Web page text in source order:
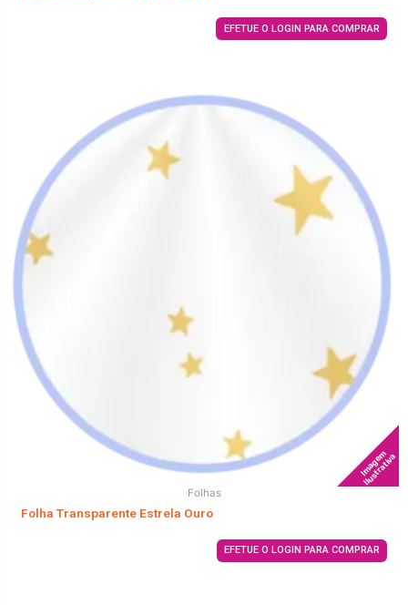
EFETUE O LOGIN PARA COMPRAR
Imagem
Ilustrativa
Folhas
Folha Transparente Estrela Ouro
EFETUE O LOGIN PARA COMPRAR